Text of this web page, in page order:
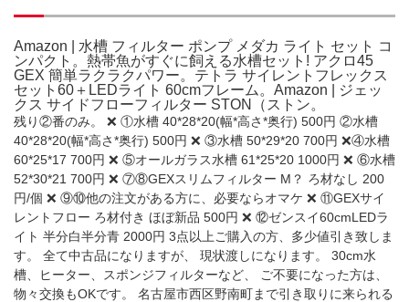
Amazon | 水槽 フィルター ポンプ メダカ ライト セット コ
ンパクト。熱帯魚がすぐに飼える水槽セット! アクロ45
GEX 簡単ラクラクパワー。テトラ サイレントフレックス
セット60＋LEDライト 60cmフレーム。Amazon | ジェッ
クス サイドフローフィルター STON（ストン。
残り②番のみ。 ❌ ①水槽 40*28*20(幅*高さ*奥行) 500円 ②水槽
40*28*20(幅*高さ*奥行) 500円 ❌ ③水槽 50*29*20 700円 ❌④水槽
60*25*17 700円 ❌ ⑤オールガラス水槽 61*25*20 1000円 ❌ ⑥水槽
52*30*21 700円 ❌ ⑦⑧GEXスリムフィルター M？ ろ材なし 200
円/個 ❌ ⑨⑩他の注文がある方に、必要ならオマケ ❌ ⑪GEXサイ
レントフロー ろ材付き ほぼ新品 500円 ❌ ⑫ゼンスイ60cmLEDラ
イト 半分白半分青 2000円 3点以上ご購入の方、多少値引き致しま
す。 全て中古品になりますが、 現状渡しになります。 30cm水
槽、ヒーター、スポンジフィルターなど、 ご不要になった方は、
物々交換もOKです。 名古屋市西区野南町まで引き取りに来られる